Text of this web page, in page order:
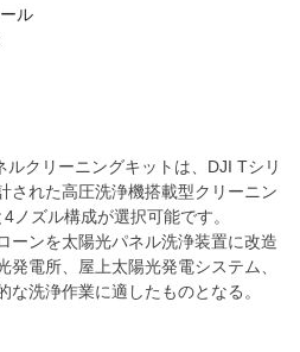
ル
クリーニングキットは、DJI Tシリ
された高圧洗浄機搭載型クリーニン
ノズル構成が選択可能です。
ーンを太陽光パネル洗浄装置に改造
電所、屋上太陽光発電システム、
洗浄作業に適したものとなる。